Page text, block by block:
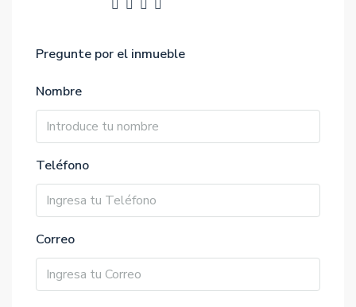
Pregunte por el inmueble
Nombre
Teléfono
Correo